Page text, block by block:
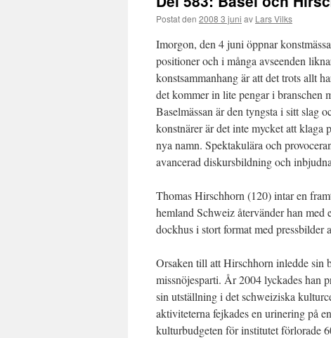
Postat den 2008 3 juni av Lars Vilks
Imorgon, den 4 juni öppnar
positioner och i många avseenden
konstsammanhang är att det trots allt
det kommer in lite pengar i branschen
Baselmässan är den tyngsta i sitt slag
konstnärer är det inte mycket att klaga
nya namn. Spektakulära och
avancerad diskursbildning och
Thomas Hirschhorn (120) intar en
hemland Schweiz återvänder han
dockhus i stort format med
Orsaken till att Hirschhorn inledde sin
missnöjesparti. År 2004 lyckades han
sin utställning i det schweiziska
aktiviteterna fejkades en urinering på
kulturbudgeten för institutet förlorade